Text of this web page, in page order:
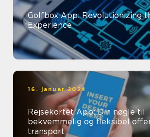
Golfbox App: Revolutionizing
Experience
16. januar 2024
Rejsekortet App: Din nøgle til
bekvemmelig og fleksibel
transport